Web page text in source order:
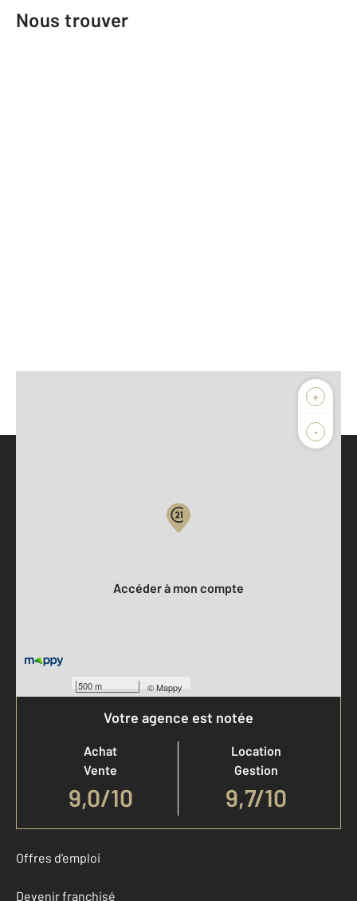
Nous trouver
+
-
500 m ©Mappy
Accéder à mon compte
Votre agence est notée
Achat
Vente
9,0/10
Location
Gestion
9,7/10
Offres d'emploi
Devenir franchisé